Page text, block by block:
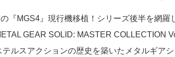
『MGS4』現行機移植！シリーズ後半を網
GEAR SOLID: MASTER COLLECTION
テルスアクションの歴史を築いたメタルギア